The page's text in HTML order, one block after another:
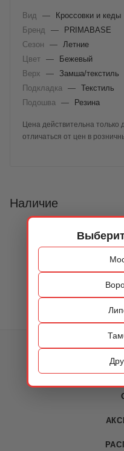
Вид —
Кроссовки и кеды
Бренд
—
PRIMABASE
Сезон
—
Летние
Цвет —
Бежевый
Верх
— Замша/текстиль
Подкладка
— Текстиль
Подошва
— Резина
Цена действительна только
отличаться от цен в
Наличие